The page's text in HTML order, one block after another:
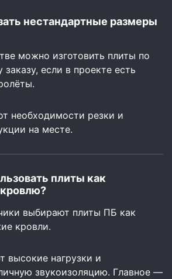
нестандартные размеры
можно изготовить плиты по
если в проекте есть
необходимости резки и
на месте.
плиты как
выбирают плиты ПБ как
кровли.
высокие нагрузки и
звукоизоляцию. Главное —